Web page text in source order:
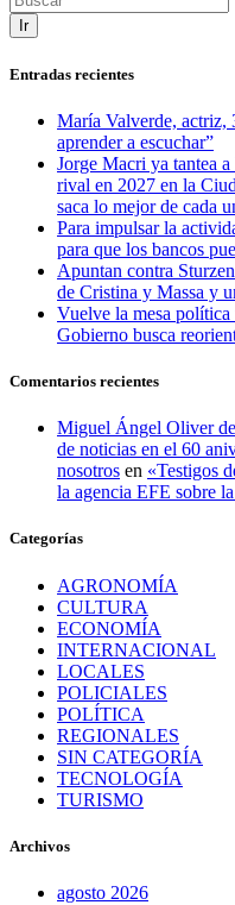
Ir
Entradas recientes
María Valverde, actriz,
aprender a escuchar”
Jorge Macri ya tantea
rival en 2027 en la
saca lo mejor de cada
Para impulsar la
para que los bancos
Apuntan contra
de Cristina y Massa y
Vuelve la mesa política
Gobierno busca
Comentarios recientes
Miguel Ángel Oliver
de noticias en el 60
nosotros en «Testigos
la agencia EFE sobre
Categorías
AGRONOMÍA
CULTURA
ECONOMÍA
INTERNACIONAL
LOCALES
POLICIALES
POLÍTICA
REGIONALES
SIN CATEGORÍA
TECNOLOGÍA
TURISMO
Archivos
agosto 2026